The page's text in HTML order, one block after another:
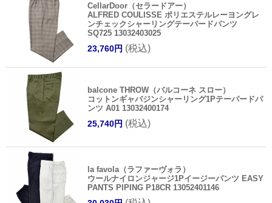
CellarDoor（セラードアー）
ALFRED COULISSE ポリエステルレーヨングレ
ンチェックシャーリングテーパードパンツ
SQ725 13032403025
23,760円 (税込)
balcone THROW（バルコーネ スロー）
コットンギャバジンシャーリング1Pテーパードパ
ンツ A01 13032400174
25,740円 (税込)
la favola（ラファーヴォラ）
ウールナイロンジャージ1Pイージーパンツ EASY
PANTS PIPING P18CR 13052401146